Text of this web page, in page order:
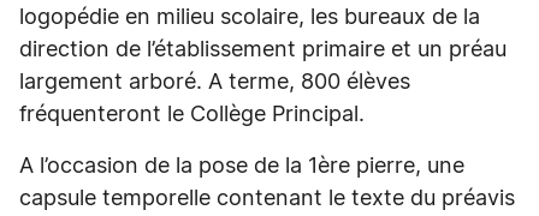
logopédie en milieu scolaire, les bureaux de la
direction de l’établissement primaire et un préau
largement arboré. A terme, 800 élèves
fréquenteront le Collège Principal.
A l’occasion de la pose de la 1ère pierre, une
capsule temporelle contenant le texte du préavis